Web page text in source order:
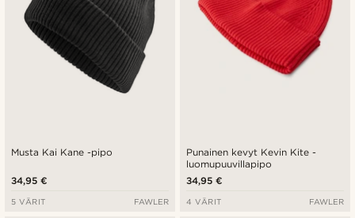
Musta Kai Kane -pipo
34,95 €
5 VÄRIT FAWLER
Punainen kevyt Kevin Kite -
luomupuuvillapipo
34,95 €
4 VÄRIT FAWLER